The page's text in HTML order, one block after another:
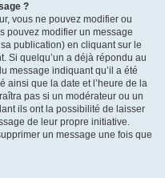
?
vous ne pouvez modifier ou
pouvez modifier un message
publication) en cliquant sur le
Si quelqu’un a déjà répondu au
message indiquant qu’il a été
ainsi que la date et l’heure de la
pas si un modérateur ou un
ils ont la possibilité de laisser
de leur propre initiative.
un message une fois que